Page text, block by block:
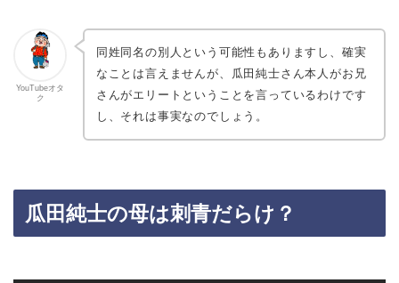
YouTubeオタ
ク
同姓同名の別人という可能性もありますし、確実
なことは言えませんが、瓜田純士さん本人がお兄
さんがエリートということを言っているわけです
し、それは事実なのでしょう。
瓜田純士の母は刺青だらけ？